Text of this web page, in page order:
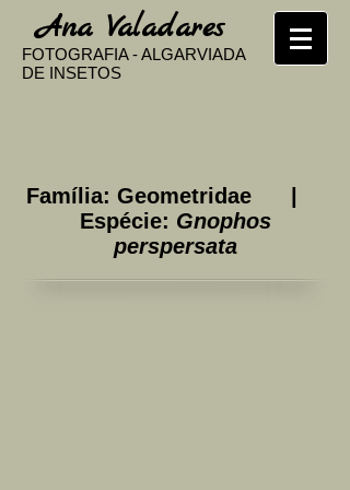
​Ana Valadares
FOTOGRAFIA - ALGARVIADA
DE INSETOS
Família: Geometridae |
Espécie: Gnophos
perspersata